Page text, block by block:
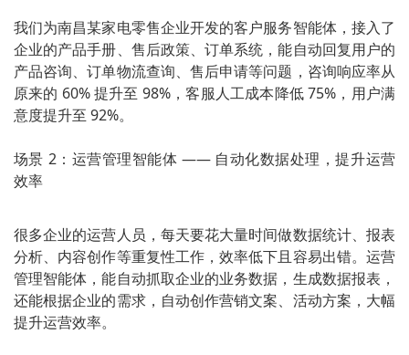
我们为南昌某家电零售企业开发的客户服务智能体，接入了
企业的产品手册、售后政策、订单系统，能自动回复用户的
产品咨询、订单物流查询、售后申请等问题，咨询响应率从
原来的 60% 提升至 98%，客服人工成本降低 75%，用户满
意度提升至 92%。
场景 2：运营管理智能体 —— 自动化数据处理，提升运营
效率
很多企业的运营人员，每天要花大量时间做数据统计、报表
分析、内容创作等重复性工作，效率低下且容易出错。运营
管理智能体，能自动抓取企业的业务数据，生成数据报表，
还能根据企业的需求，自动创作营销文案、活动方案，大幅
提升运营效率。